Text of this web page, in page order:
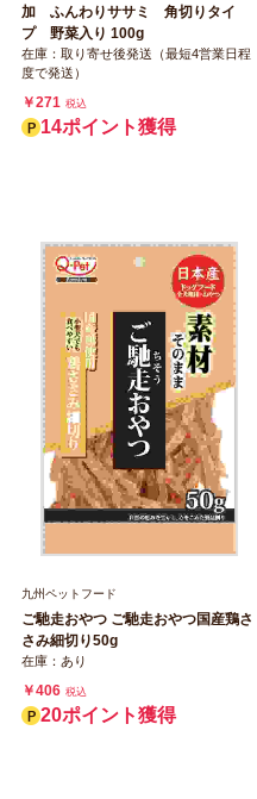
加 ふんわりササミ 角切りタイ
プ 野菜入り 100g
在庫：取り寄せ後発送（最短4営業日程
度で発送）
￥271 税込
14ポイント獲得
九州ペットフード
ご馳走おやつ ご馳走おやつ国産鶏さ
さみ細切り50g
在庫：あり
￥406 税込
20ポイント獲得